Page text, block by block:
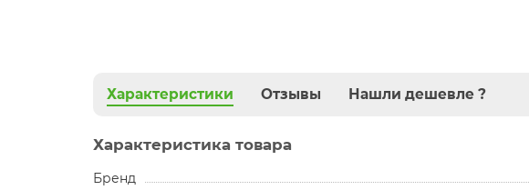
Характеристики Отзывы Нашли дешевле ?
Характеристика товара
Бренд